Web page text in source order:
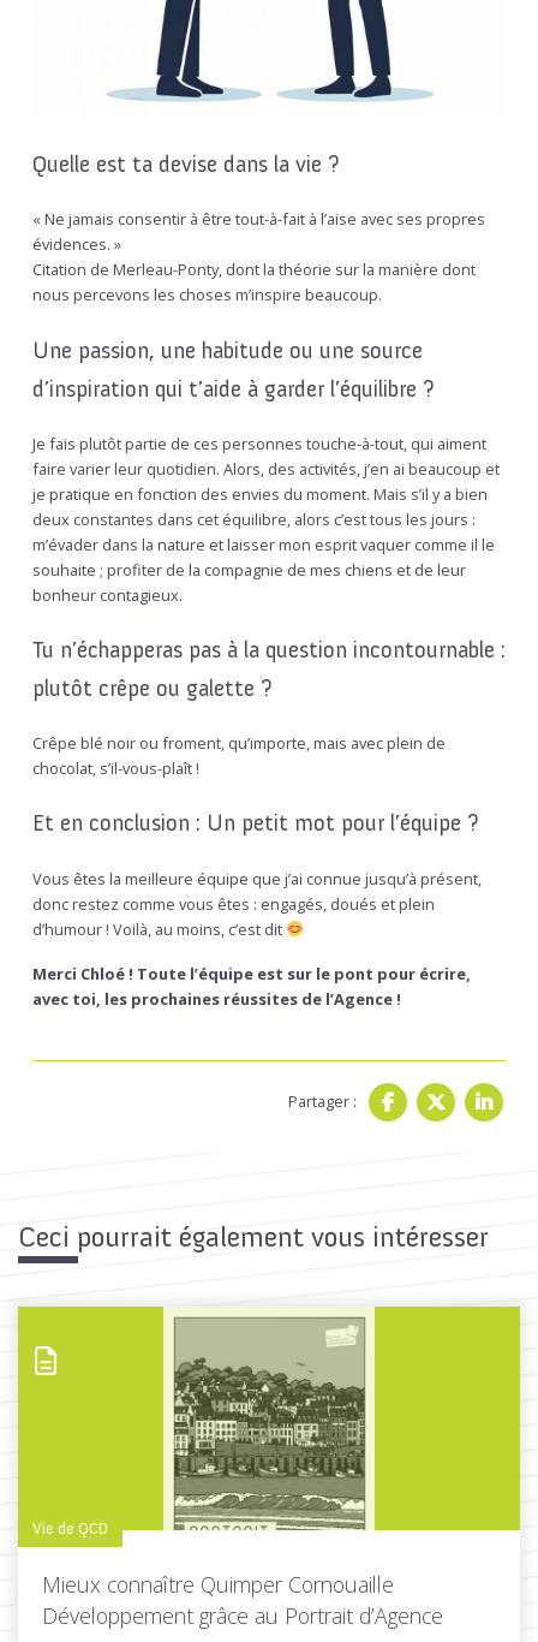
Quelle est ta devise dans la vie ?
« Ne jamais consentir à être tout-à-fait à l’aise avec ses propres
évidences. »
Citation de Merleau-Ponty, dont la théorie sur la manière dont
nous percevons les choses m’inspire beaucoup.
Une passion, une habitude ou une source
d’inspiration qui t’aide à garder l’équilibre ?
Je fais plutôt partie de ces personnes touche-à-tout, qui aiment
faire varier leur quotidien. Alors, des activités, j’en ai beaucoup et
je pratique en fonction des envies du moment. Mais s’il y a bien
deux constantes dans cet équilibre, alors c’est tous les jours :
m’évader dans la nature et laisser mon esprit vaquer comme il le
souhaite ; profiter de la compagnie de mes chiens et de leur
bonheur contagieux.
Tu n’échapperas pas à la question incontournable :
plutôt crêpe ou galette ?
Crêpe blé noir ou froment, qu’importe, mais avec plein de
chocolat, s’il-vous-plaît !
Et en conclusion : Un petit mot pour l’équipe ?
Vous êtes la meilleure équipe que j’ai connue jusqu’à présent,
donc restez comme vous êtes : engagés, doués et plein
d’humour ! Voilà, au moins, c’est dit
Merci Chloé ! Toute l’équipe est sur le pont pour écrire,
avec toi, les prochaines réussites de l’Agence !
Partager :
Ceci pourrait également vous intéresser
Vie de QCD
Mieux connaître Quimper Cornouaille
Développement grâce au Portrait d’Agence